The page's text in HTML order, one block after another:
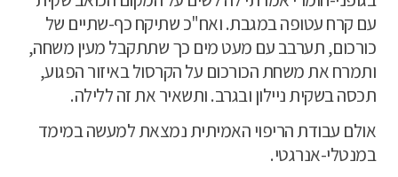
עם קרח עטופה במגבת. ואח"כ שתיקח כף-שתיים של
כורכום, תערבב עם מעט מים כך שתתקבל מעין משחה,
ותמרח את משחת הכורכום על הקרסול באיזור הפגוע,
תכסה בשקית ניילון ובגרב. ותשאיר את זה ללילה.
אולם עבודת הריפוי האמיתית נמצאת למעשה במימד
במנטלי-אנרגטי.